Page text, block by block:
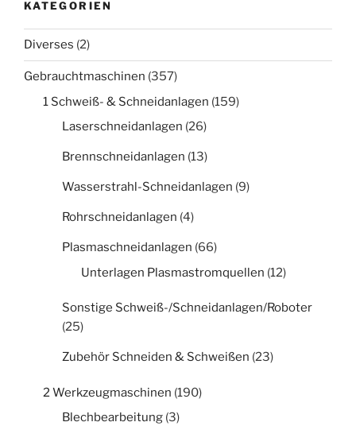
KATEGORIEN
Diverses (2)
Gebrauchtmaschinen (357)
1 Schweiß- & Schneidanlagen (159)
Laserschneidanlagen (26)
Brennschneidanlagen (13)
Wasserstrahl-Schneidanlagen (9)
Rohrschneidanlagen (4)
Plasmaschneidanlagen (66)
Unterlagen Plasmastromquellen (12)
Sonstige Schweiß-/Schneidanlagen/Roboter
(25)
Zubehör Schneiden & Schweißen (23)
2 Werkzeugmaschinen (190)
Blechbearbeitung (3)